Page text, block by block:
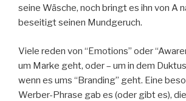
seine Wäsche, noch bringt es ihn von A
beseitigt seinen Mundgeruch.
Viele reden von “Emotions” oder
um Marke geht, oder – um in dem
wenn es ums “Branding” geht. Eine
Werber-Phrase gab es (oder gibt es),